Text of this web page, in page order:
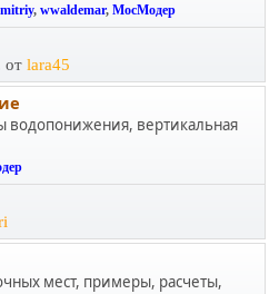
, wwaldemar, МосМодер
от lara45
водопонижения, вертикальная
мест, примеры, расчеты,